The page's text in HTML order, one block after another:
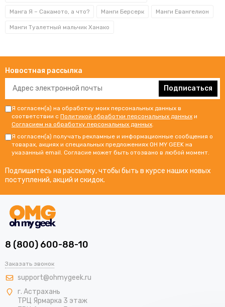
переместить интересующую позицию в корзину,
заполнить простую онлайн форму, выбрать способ
Манга Я – Сакамото, а что? Манги Берсерк Манги Евангелион
Манги Туалетный мальчик Ханако
Новостная рассылка
Подписаться
Я согласен(а) на обработку моих персональных данных в
соответствии с Политикой обработки персональных данных и
Согласием на обработку персональных данных.
Я согласен(а) получать рекламные и информационные сообщения о
товарах, акциях и специальных предложениях OH MY GEEK на
указанный email. Согласие может быть отозвано в любой момент.
Подпишитесь на рассылку, чтобы быть в курсе наших новых
поступлений, акций и скидок.
8 (800) 600-88-10
Заказать звонок
support@ohmygeek.ru
г. Астрахань
ТРЦ Ярмарка 3 этаж